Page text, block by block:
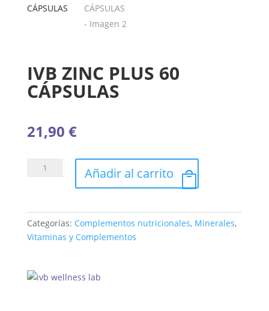
IVB ZINC PLUS 60
CÁPSULAS
21,90 €
CÁPSULAS
cantidad
Añadir al carrito
Categorías: Complementos nutricionales, Minerales,
Vitaminas y Complementos